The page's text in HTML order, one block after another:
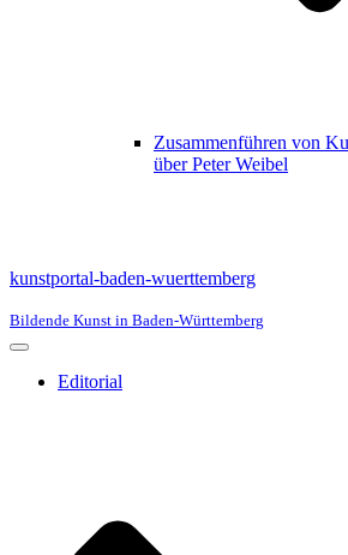
Zusammenführen von
über Peter Weibel
kunstportal-baden-wuerttemberg
Bildende Kunst in Baden-Württemberg
Navigationsmenü
Editorial